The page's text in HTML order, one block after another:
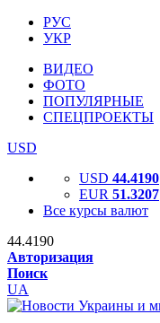
РУС
УКР
ВИДЕО
ФОТО
ПОПУЛЯРНЫЕ
СПЕЦПРОЕКТЫ
USD
USD 44.4190
EUR 51.3207
Все курсы валют
44.4190
Авторизация
Поиск
UA